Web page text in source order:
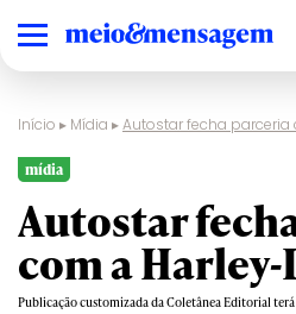
Início ▸ Mídia ▸Autostar fecha
mídia
Autostar
com a
Publicação customizada da Coletânea Editorial terá